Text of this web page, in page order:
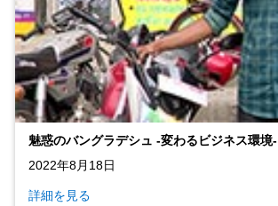
魅惑のバングラデシュ ‐変わるビジネス環境‐
2022年8月18日
詳細を見る